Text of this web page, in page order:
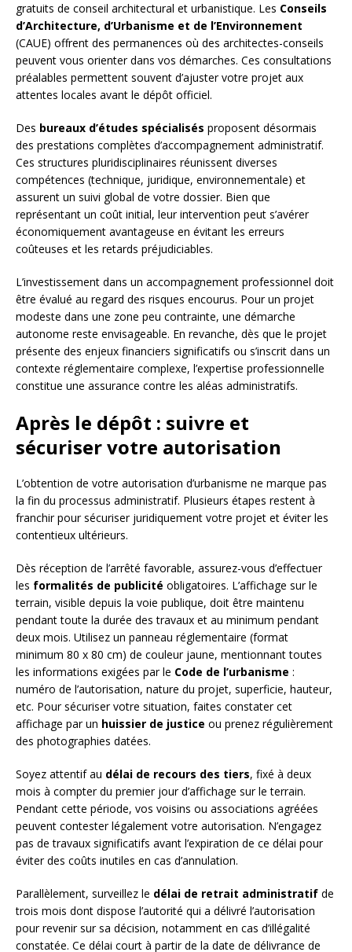
gratuits de conseil architectural et urbanistique. Les Conseils
d’Architecture, d’Urbanisme et de l’Environnement
(CAUE) offrent des permanences où des architectes-conseils
peuvent vous orienter dans vos démarches. Ces consultations
préalables permettent souvent d’ajuster votre projet aux
attentes locales avant le dépôt officiel.
Des bureaux d’études spécialisés proposent désormais
des prestations complètes d’accompagnement administratif.
Ces structures pluridisciplinaires réunissent diverses
compétences (technique, juridique, environnementale) et
assurent un suivi global de votre dossier. Bien que
représentant un coût initial, leur intervention peut s’avérer
économiquement avantageuse en évitant les erreurs
coûteuses et les retards préjudiciables.
L’investissement dans un accompagnement professionnel doit
être évalué au regard des risques encourus. Pour un projet
modeste dans une zone peu contrainte, une démarche
autonome reste envisageable. En revanche, dès que le projet
présente des enjeux financiers significatifs ou s’inscrit dans un
contexte réglementaire complexe, l’expertise professionnelle
constitue une assurance contre les aléas administratifs.
Après le dépôt : suivre et
sécuriser votre autorisation
L’obtention de votre autorisation d’urbanisme ne marque pas
la fin du processus administratif. Plusieurs étapes restent à
franchir pour sécuriser juridiquement votre projet et éviter les
contentieux ultérieurs.
Dès réception de l’arrêté favorable, assurez-vous d’effectuer
les formalités de publicité obligatoires. L’affichage sur le
terrain, visible depuis la voie publique, doit être maintenu
pendant toute la durée des travaux et au minimum pendant
deux mois. Utilisez un panneau réglementaire (format
minimum 80 x 80 cm) de couleur jaune, mentionnant toutes
les informations exigées par le Code de l’urbanisme :
numéro de l’autorisation, nature du projet, superficie, hauteur,
etc. Pour sécuriser votre situation, faites constater cet
affichage par un huissier de justice ou prenez régulièrement
des photographies datées.
Soyez attentif au délai de recours des tiers, fixé à deux
mois à compter du premier jour d’affichage sur le terrain.
Pendant cette période, vos voisins ou associations agréées
peuvent contester légalement votre autorisation. N’engagez
pas de travaux significatifs avant l’expiration de ce délai pour
éviter des coûts inutiles en cas d’annulation.
Parallèlement, surveillez le délai de retrait administratif de
trois mois dont dispose l’autorité qui a délivré l’autorisation
pour revenir sur sa décision, notamment en cas d’illégalité
constatée. Ce délai court à partir de la date de délivrance de